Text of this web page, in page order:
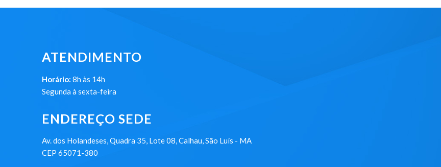
ATENDIMENTO
Horário: 8h às 14h
Segunda à sexta-feira
ENDEREÇO SEDE
Av. dos Holandeses, Quadra 35, Lote 08, Calhau, São Luís - MA
CEP 65071-380